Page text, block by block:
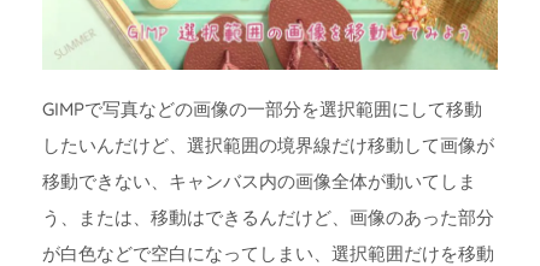
GIMPで写真などの画像の一部分を選択範囲にして移動
したいんだけど、選択範囲の境界線だけ移動して画像が
移動できない、キャンバス内の画像全体が動いてしま
う、または、移動はできるんだけど、画像のあった部分
が白色などで空白になってしまい、選択範囲だけを移動